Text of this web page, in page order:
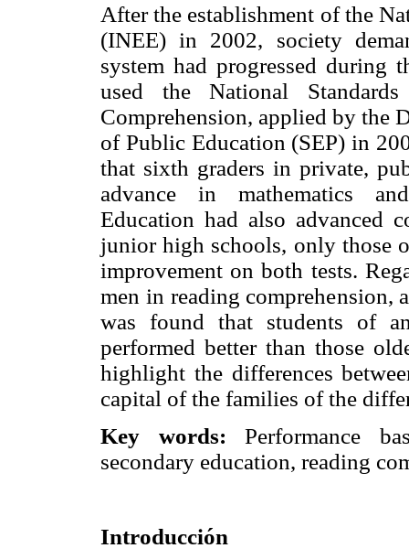
After the establishment of the
(INEE) in 2002, society
system had progressed during
used the National
Comprehension, applied by the
of Public Education (SEP) in
that sixth graders in private,
advance in mathematics
Education had also advanced
junior high schools, only those
improvement on both tests.
men in reading comprehension,
was found that students of
performed better than those
highlight the differences
capital of the families of the
Key words:Performance
secondary education, reading
Introducción